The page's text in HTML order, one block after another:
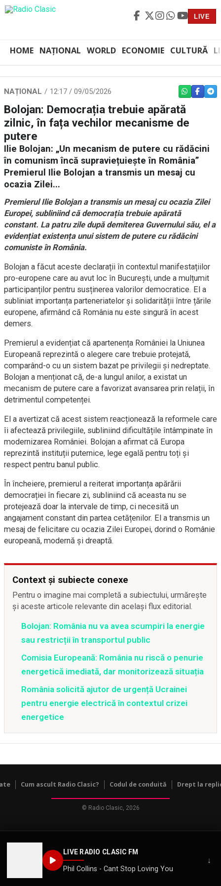
LIVE
HOME NAȚIONAL WORLD ECONOMIE CULTURĂ
LIVE RADIO CLASIC FM
Phil Collins - Cant Stop Loving You
↓
NAȚIONAL 12:17 / 09/05/2026 WHATSAPP
Bolojan: Democrația trebuie apărată
zilnic, în fața vechilor mecanisme de
putere
Ilie Bolojan: „Un mecanism de putere cu rădăcini
în comunism încă supraviețuiește în România”
Premierul Ilie Bolojan a transmis un mesaj cu
ocazia Zilei...
Premierul Ilie Bolojan a transmis un mesaj cu ocazia Zilei
Europei, subliniind că democrația trebuie apărată
constant. La patru zile după demiterea Guvernului său, el a
evidențiat existența unui sistem de putere cu rădăcini
comuniste în România.
Bolojan a făcut aceste declarații în contextul manifestațiilor
pro-europene care au avut loc în București, unde a mulțumit
participanților pentru susținerea valorilor democratice. El a
subliniat importanța parteneriatelor și solidarității între țările
europene, afirmând că România nu este singură în acest
demers.
Premierul a evidențiat că apartenența României la Uniunea
Europeană reprezintă o alegere care trebuie protejată,
comparând-o cu un sistem bazat pe privilegii și nedreptate.
Bolojan a menționat că, de-a lungul anilor, a existat un
mecanism de putere care a favorizat avansarea prin relații, în
detrimentul competenței.
El a avertizat că acest sistem reacționează la reformele care
îi afectează privilegiile, subliniind dificultățile întâmpinate în
modernizarea României. Bolojan a afirmat că Europa
reprezintă instituții puternice, lege egală pentru toți și
respect pentru banul public.
În încheiere, premierul a reiterat importanța apărării
democrației în fiecare zi, subliniind că aceasta nu se
protejează doar la intervale de timp, ci necesită un
angajament constant din partea cetățenilor. El a transmis un
mesaj de felicitare cu ocazia Zilei Europei, dorind o Românie
europeană, modernă și dreaptă.
Context și subiecte conexe
Pentru o imagine mai completă a subiectului, urmărește
și aceste articole relevante din același flux editorial.
Bolojan: România nu va avea scumpiri la energie
sau restricții în transportul public
Comisia Europeană: România nu riscă o penurie
energetică imediată, dar monitorizează situația
România solicită ajutor de urgență Ucrainei
pentru energie electrică în contextul crizei
energetice
Cum ascult Radio Clasic? Codul de conduită Drept la
© Radio Clasic, 2026